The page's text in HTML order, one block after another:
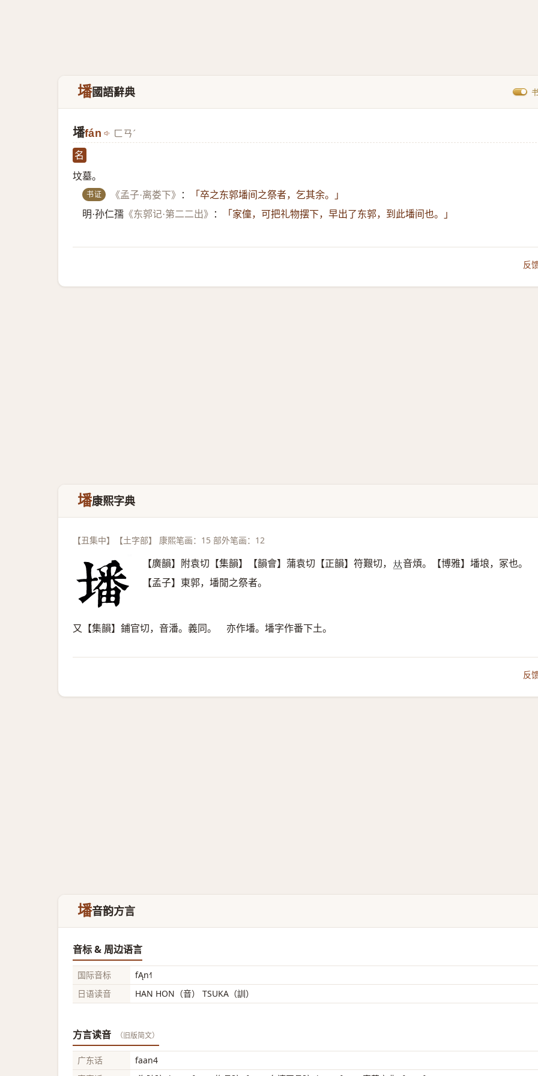
墦國語辭典
墦fán ㄈㄢˊ
名
坟墓。
书证 《孟子·离娄下》 ：
「卒之东郭墦间之祭者，乞其余。」
明·孙仁孺 《东郭记·第二二出》 ： 「家僮，可把礼物摆下，早出了东郭，到此墦间也。」
反
墦康熙字典
【丑集中】【土字部】 康熙笔画：15 部外笔画：12
【廣韻】附袁切【集韻】【韻會】蒲袁切【正韻】符艱切， 𠀤音煩。【博雅】墦埌，冢也。
【孟子】東郭，墦閒之祭者。
又【集韻】鋪官切，音潘。義同。 亦作墦。墦字作番下土。
反
墦音韵方言
音标 & 周边语言
国际音标
fĄn˧˥
日语读音
HAN HON（音） TSUKA（訓）
方言读音 （旧版简文）
广东话
faan4